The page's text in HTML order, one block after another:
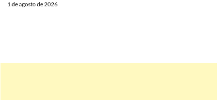
1 de agosto de 2026